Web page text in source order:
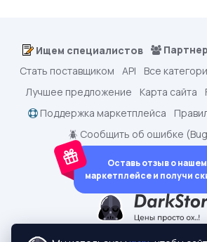
dark.shopping - Маркетплейс
Ищем специалистов
Стать поставщиком
API Все
Лучшее предложение
Карта сайта
Поддержка маркетплейса
🪲 Сообщить об ошибке
Оставь отзыв о нашем
маркетплейсе и получи